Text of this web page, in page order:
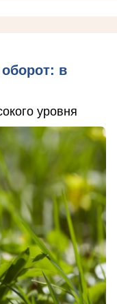
в
уровня